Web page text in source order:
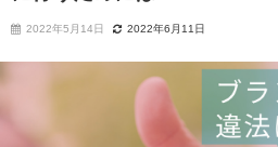
2022年5月14日 2022年6月11日